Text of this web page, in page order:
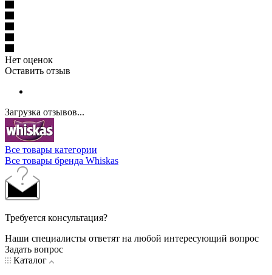
Нет оценок
Оставить отзыв
Загрузка отзывов...
Все товары категории
Все товары бренда Whiskas
Требуется консультация?
Наши специалисты ответят на любой интересующий вопрос
Задать вопрос
Каталог